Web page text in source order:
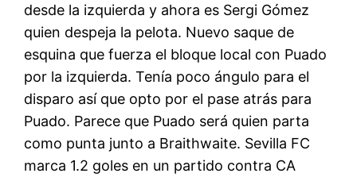
desde la izquierda y ahora es Sergi Gómez
quien despeja la pelota. Nuevo saque de
esquina que fuerza el bloque local con Puado
por la izquierda. Tenía poco ángulo para el
disparo así que opto por el pase atrás para
Puado. Parece que Puado será quien parta
como punta junto a Braithwaite. Sevilla FC
marca 1.2 goles en un partido contra CA